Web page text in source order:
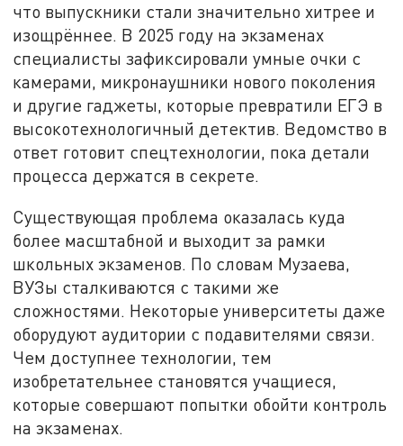
что выпускники стали значительно хитрее и
изощрённее. В 2025 году на экзаменах
специалисты зафиксировали умные очки с
камерами, микронаушники нового поколения
и другие гаджеты, которые превратили ЕГЭ в
высокотехнологичный детектив. Ведомство в
ответ готовит спецтехнологии, пока детали
процесса держатся в секрете.
Существующая проблема оказалась куда
более масштабной и выходит за рамки
школьных экзаменов. По словам Музаева,
ВУЗы сталкиваются с такими же
сложностями. Некоторые университеты даже
оборудуют аудитории с подавителями связи.
Чем доступнее технологии, тем
изобретательнее становятся учащиеся,
которые совершают попытки обойти контроль
на экзаменах.